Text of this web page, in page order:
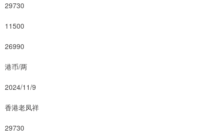
29730
11500
26990
港币/两
2024/11/9
香港老凤祥
29730